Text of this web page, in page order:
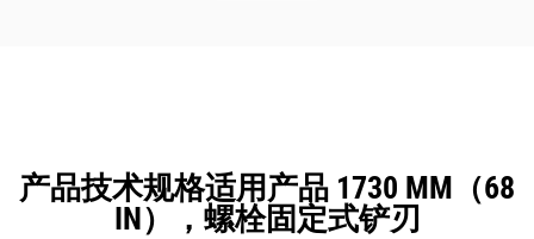
产品技术规格适用产品 1730 MM（68
IN），螺栓固定式铲刃